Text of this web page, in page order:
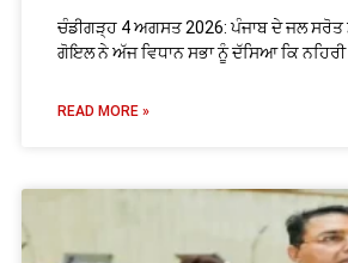
ਚੰਡੀਗੜ੍ਹ 4 ਅਗਸਤ 2026: ਪੰਜਾਬ ਦੇ ਜਲ ਸਰੋਤ
ਗੋਇਲ ਨੇ ਅੱਜ ਵਿਧਾਨ ਸਭਾ ਨੂੰ ਦੱਸਿਆ ਕਿ ਨਹਿਰੀ
READ MORE »